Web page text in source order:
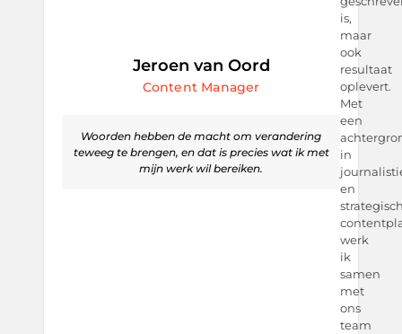
Jeroen van Oord
Content Manager
Woorden hebben de macht om verandering
teweeg te brengen, en dat is precies wat ik met
mijn werk wil bereiken.
is,
maar
ook
resultaat
oplevert.
Met
een
in
en
werk
ik
samen
met
ons
team